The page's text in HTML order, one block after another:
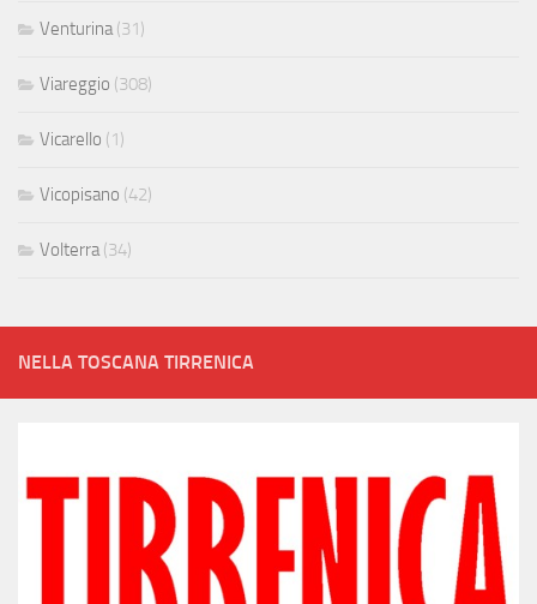
Venturina (31)
Viareggio (308)
Vicarello (1)
Vicopisano (42)
Volterra (34)
NELLA TOSCANA TIRRENICA